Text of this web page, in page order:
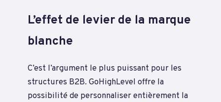
L’effet de levier de la marque
blanche
C’est l’argument le plus puissant pour les
structures B2B. GoHighLevel offre la
possibilité de personnaliser entièrement la